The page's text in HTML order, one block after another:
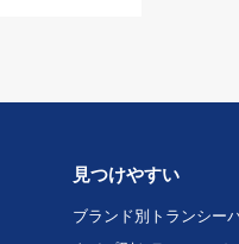
見つけやすい
ブランド別トランシー